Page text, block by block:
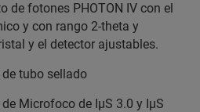
de fotones PHOTON IV con el
y con rango 2-theta y
y el detector ajustables.
tubo sellado
Microfoco de IµS 3.0 y IµS